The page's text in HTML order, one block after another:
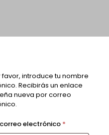
introduce tu nombre
Recibirás un enlace
nueva por correo
electrónico *Obligatorio